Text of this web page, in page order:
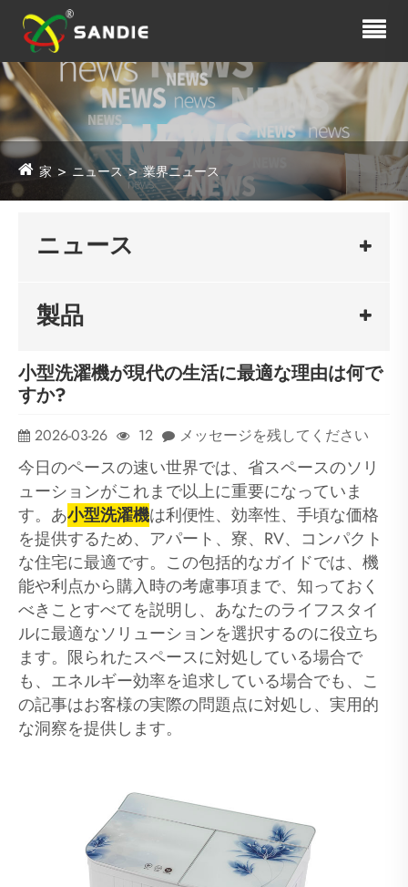
家 ニュース 業界ニュース
ニュース
製品
小型洗濯機が現代の生活に最適な理由は何で
すか?
2026-03-26 12 メッセージを残してください
今日のペースの速い世界では、省スペースのソリ
ューションがこれまで以上に重要になっていま
す。あ小型洗濯機は利便性、効率性、手頃な価格
を提供するため、アパート、寮、RV、コンパクト
な住宅に最適です。この包括的なガイドでは、機
能や利点から購入時の考慮事項まで、知っておく
べきことすべてを説明し、あなたのライフスタイ
ルに最適なソリューションを選択するのに役立ち
ます。限られたスペースに対処している場合で
も、エネルギー効率を追求している場合でも、こ
の記事はお客様の実際の問題点に対処し、実用的
な洞察を提供します。